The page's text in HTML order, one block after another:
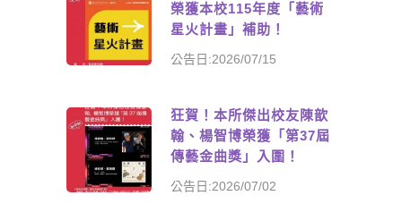
榮獲本校115年度「藝術
星火計畫」補助！
公告日:2026/07/15
狂賀！本所傑出校友陳歆
翰、楊智博榮獲「第37屆
傳藝金曲獎」入圍！
公告日:2026/07/02